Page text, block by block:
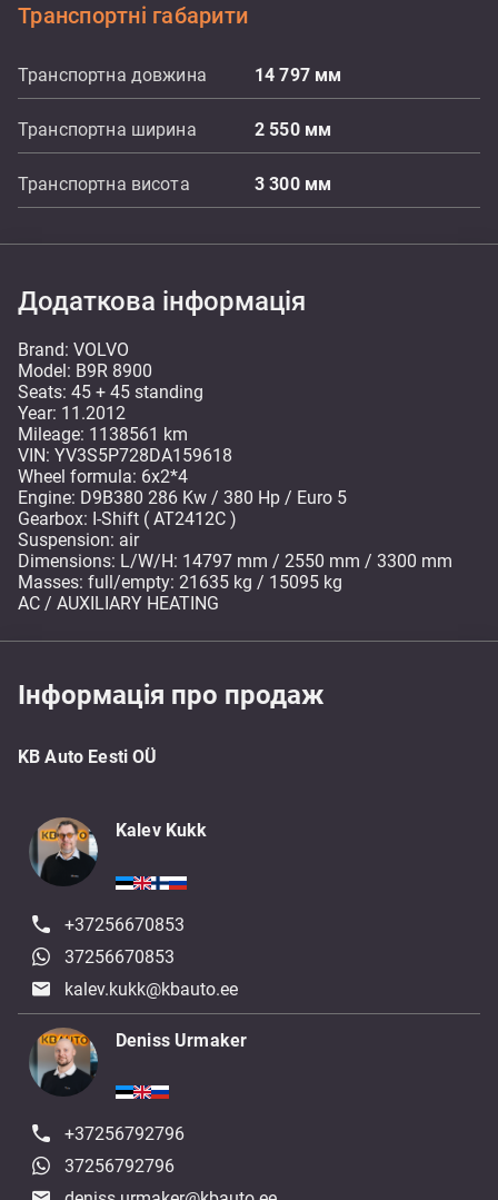
Транспортні габарити
Транспортна довжина 14 797 мм
Транспортна ширина 2 550 мм
Транспортна висота 3 300 мм
Додаткова інформація
Brand: VOLVO
Model: B9R 8900
Seats: 45 + 45 standing
Year: 11.2012
Mileage: 1138561 km
VIN: YV3S5P728DA159618
Wheel formula: 6x2*4
Engine: D9B380 286 Kw / 380 Hp / Euro 5
Gearbox: I-Shift ( AT2412C )
Suspension: air
Dimensions: L/W/H: 14797 mm / 2550 mm / 3300 mm
Masses: full/empty: 21635 kg / 15095 kg
AC / AUXILIARY HEATING
Інформація про продаж
KB Auto Eesti OÜ
Kalev Kukk
+37256670853
37256670853
kalev.kukk@kbauto.ee
Deniss Urmaker
+37256792796
37256792796